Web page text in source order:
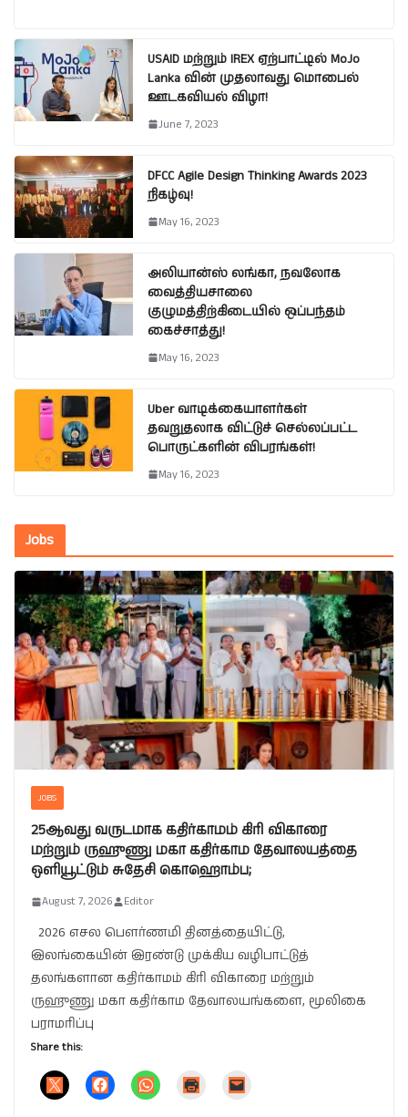
USAID மற்றும் IREX ஏற்பாட்டில் MoJo
Lanka வின் முதலாவது மொபைல்
ஊடகவியல் விழா!
June 7, 2023
DFCC Agile Design Thinking Awards 2023
நிகழ்வு!
May 16, 2023
அலியான்ஸ் லங்கா, நவலோக
வைத்தியசாலை
குழுமத்திற்கிடையில் ஒப்பந்தம்
கைச்சாத்து!
May 16, 2023
Uber வாடிக்கையாளர்கள்
தவறுதலாக விட்டுச் செல்லப்பட்ட
பொருட்களின் விபரங்கள்!
May 16, 2023
Jobs
JOBS
25ஆவது வருடமாக கதிர்காமம் கிரி விகாரை
மற்றும் ருஹுணு மகா கதிர்காம தேவாலயத்தை
ஒளியூட்டும் சுதேசி கொஹொம்ப;
August 7, 2026 Editor
2026 எசல பௌர்ணமி தினத்தையிட்டு,
இலங்கையின் இரண்டு முக்கிய வழிபாட்டுத்
தலங்களான கதிர்காமம் கிரி விகாரை மற்றும்
ருஹுணு மகா கதிர்காம தேவாலயங்களை, மூலிகை
பராமரிப்பு
Share this: